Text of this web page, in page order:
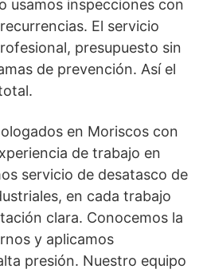
usamos inspecciones con
El servicio
presupuesto sin
de prevención. Así el
en Moriscos con
de trabajo en
servicio de desatasco de
en cada trabajo
clara. Conocemos la
y aplicamos
presión. Nuestro equipo